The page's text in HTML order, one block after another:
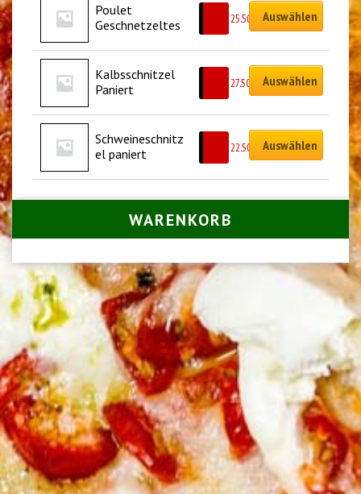
Poulet
Geschnetzeltes
25.50 Auswählen
Kalbsschnitzel
Paniert
27.50 Auswählen
Schweineschnitz
el paniert
22.50 Auswählen
WARENKORB